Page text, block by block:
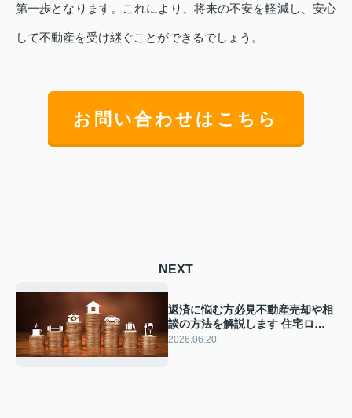
第一歩となります。これにより、将来の不安を軽減し、安心
して不動産を受け継ぐことができるでしょう。
お問い合わせはこちら
NEXT
返済に悩む方必見不動産売却や相
談の方法を解説します 住宅ロー
ンで困った時の対処法も紹介
2026.06.20